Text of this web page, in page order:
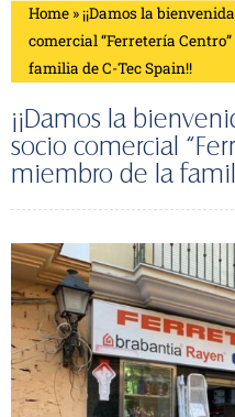
Home » ¡¡Damos la
comercial “Ferretería
familia de C-Tec Spain!!
¡¡Damos la
socio comercial
miembro de la